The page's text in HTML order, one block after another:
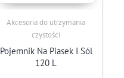
Akcesoria do utrzymania
czystości
Pojemnik Na Piasek I Sól
120 L